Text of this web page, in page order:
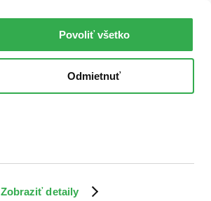
Zobraziť detaily
Povoliť všetko
Odmietnuť